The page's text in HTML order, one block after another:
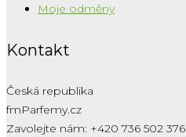
Moje odměny
Kontakt
Česká republika
fmParfemy.cz
Zavolejte nám: +420 736 502 376